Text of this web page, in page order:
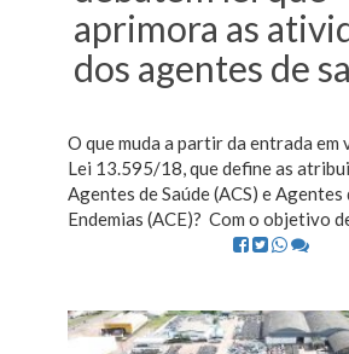
aprimora as
dos agentes de
O que muda a partir da entrada em
Lei 13.595/18, que define as
Agentes de Saúde (ACS) e Agentes
Endemias (ACE)? Com o objetivo